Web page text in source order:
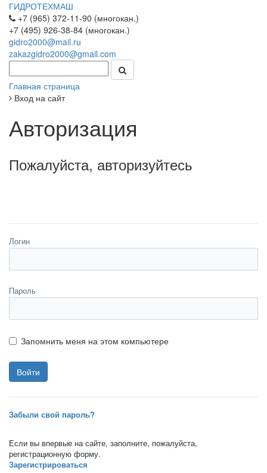
ГИДРОТЕХМАШ
+7 (965) 372-11-90 (многокан.)
+7 (495) 926-38-84 (многокан.)
gidro2000@mail.ru
zakazgidro2000@gmail.com
Главная страница
Вход на сайт
Авторизация
Пожалуйста, авторизуйтесь
Логин
Пароль
Запомнить меня на этом компьютере
Забыли свой пароль?
Если вы впервые на сайте, заполните, пожалуйста,
регистрационную форму.
Зарегистрироваться